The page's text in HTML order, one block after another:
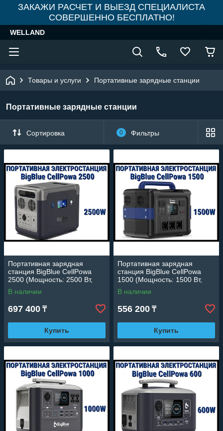
ЗАКАЖИ РАСЧЕТ И ВЫЕЗД СПЕЦИАЛИСТА
СОВЕРШЕННО БЕСПЛАТНО!
WELLAND
Товары и услуги Портативные зарядные станции
Портативные зарядные станции
Сортировка 0 Фильтры
Портативная зарядная
станция BigBlue CellPowa
2500 (Мощность: 2500 Вт,
батарея: LiFePO4)
В наличии
697 400 ₸
Купить
Портативная зарядная
станция BigBlue CellPowa
1500 (Мощность: 1500 Вт,
батарея: LiFePO4)
В наличии
556 200 ₸
Купить